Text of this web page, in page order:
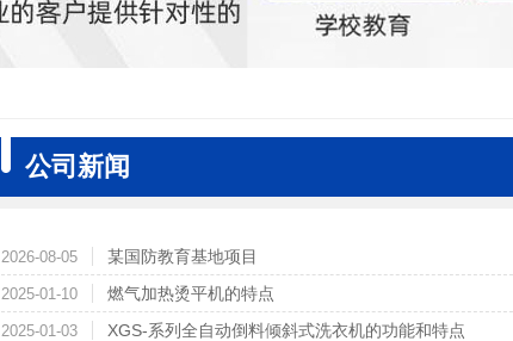
公司新闻
2026-08-05 某国防教育基地项目
2025-01-10 燃气加热烫平机的特点
2025-01-03 XGS-系列全自动倒料倾斜式洗衣机的功能和特点